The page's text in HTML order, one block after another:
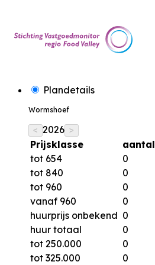
Plandetails
Wormshoef
< 2026 >
Prijsklasse
aantal
tot 654
0
tot 840
0
tot 960
0
vanaf 960
0
huurprijs onbekend 0
huur totaal
0
tot 250.000
0
tot 325.000
0